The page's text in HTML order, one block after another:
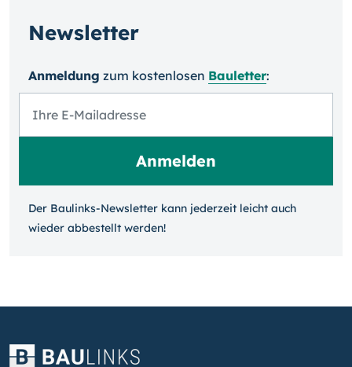
Newsletter
Anmeldung zum kosten­losen Bauletter:
Der Baulinks-Newsletter kann jeder­zeit leicht auch
wieder ab­bestellt werden!